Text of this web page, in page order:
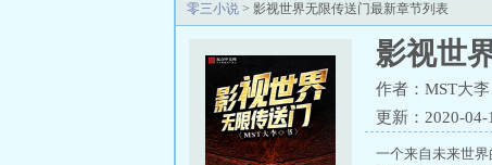
零三小说 > 影视世界无限传送门最新章节列表
影视世
作者：MST大李
更新：2020-04-
一个来自未来世